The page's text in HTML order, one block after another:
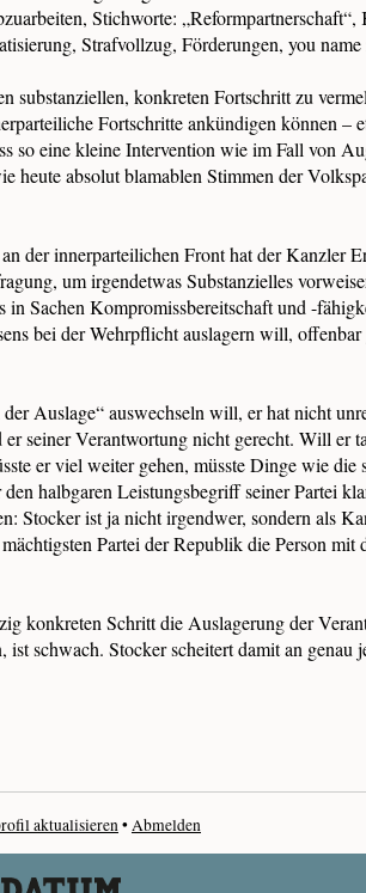
Stichworte: „Reformpartnerschaft“,
Strafvollzug, Förderungen, you name
substanziellen, konkreten Fortschritt zu
Fortschritte ankündigen können –
so eine kleine Intervention wie im Fall von
heute absolut blamablen Stimmen der
der innerparteilichen Front hat der Kanzler
um irgendetwas Substanzielles
in Sachen Kompromissbereitschaft und -
bei der Wehrpflicht auslagern will, offenbar
Auslage“ auswechseln will, er hat nicht
seiner Verantwortung nicht gerecht. Will er
er viel weiter gehen, müsste Dinge wie die
halbgaren Leistungsbegriff seiner Partei
Stocker ist ja nicht irgendwer, sondern als
Partei der Republik die Person mit
konkreten Schritt die Auslagerung der
schwach. Stocker scheitert damit an genau
aktualisieren•Abmelden